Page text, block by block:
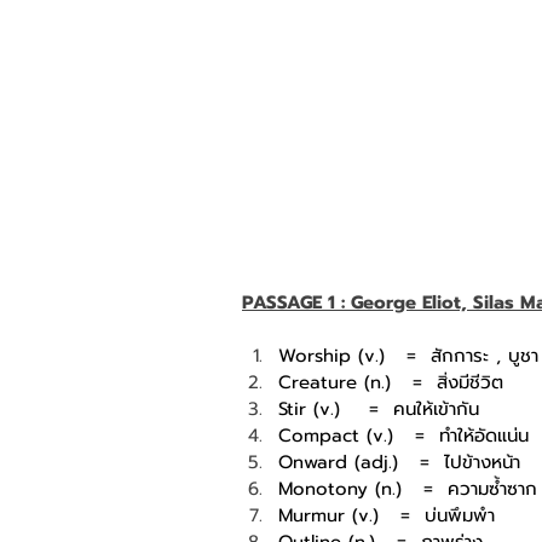
PASSAGE 1 : George Eliot, Silas
Worship (v.)
= สักการะ , บูชา
Creature (n.)
= สิ่งมีชีวิต
Stir (v.)
= คนให้เข้ากัน
Compact (v.)
= ทำให้อัดแน่น
Onward (adj.)
= ไปข้างหน้า
Monotony (n.)
= ความซ้ำซาก
Murmur (v.)
= บ่นพึมพำ